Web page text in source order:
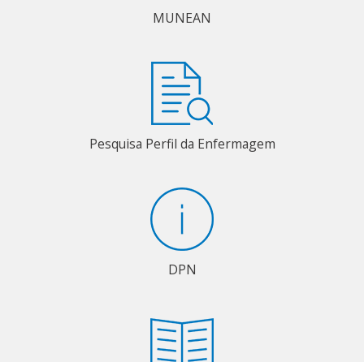
MUNEAN
Pesquisa Perfil da Enfermagem
DPN